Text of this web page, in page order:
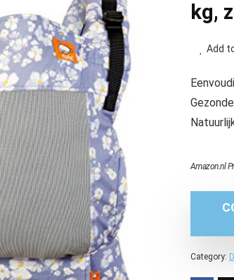
kg,
Add
Amazon.nl
Category: